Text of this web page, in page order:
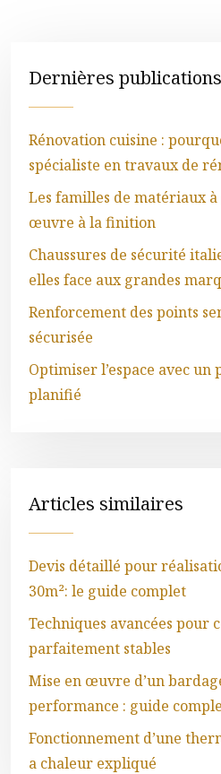
Dernières publications
Rénovation cuisine :
spécialiste en travaux de
Les familles de matériaux
œuvre à la finition
Chaussures de sécurité
elles face aux grandes
Renforcement des points
sécurisée
Optimiser l’espace avec
planifié
Articles similaires
Devis détaillé pour
30m²: le guide complet
Techniques avancées pour
parfaitement stables
Mise en œuvre d’un
performance : guide
Fonctionnement d’une
a chaleur expliqué